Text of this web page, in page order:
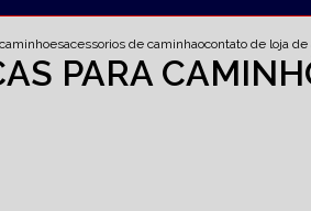
acessorios de caminhaocontato de loja
PARA